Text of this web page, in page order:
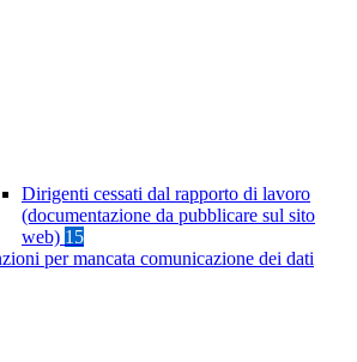
Dirigenti cessati dal rapporto di lavoro
(documentazione da pubblicare sul sito
web) 15
per mancata comunicazione dei dati